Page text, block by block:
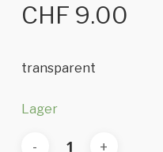
CHF 9.00
transparent
Lager